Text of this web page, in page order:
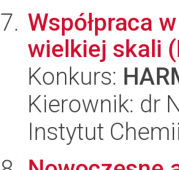
Współpraca
wielkiej skali
Konkurs:
Kierownik: dr
Instytut